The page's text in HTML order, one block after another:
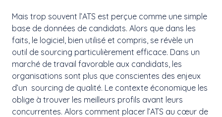
Mais trop souvent l’ATS est perçue comme une simple
base de données de candidats. Alors que dans les
faits, le logiciel, bien utilisé et compris, se révèle un
outil de sourcing particulièrement efficace. Dans un
marché de travail favorable aux candidats, les
organisations sont plus que conscientes des enjeux
d’un sourcing de qualité. Le contexte économique les
oblige à trouver les meilleurs profils avant leurs
concurrentes. Alors comment placer l’ATS au cœur de